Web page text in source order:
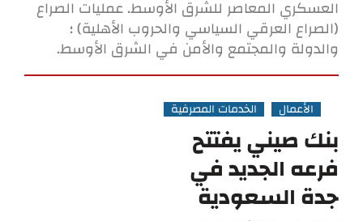
العسكري المعاصر للشرق الأوسط. عمليات الصراع
(الصراع العرقي السياسي والحروب الأهلية) ؛
والدولة والمجتمع والأمن في الشرق الأوسط.
الأعمال الخدمات المصرفية
بنك صيني يفتتح
فرعه الجديد في
جدة السعودية